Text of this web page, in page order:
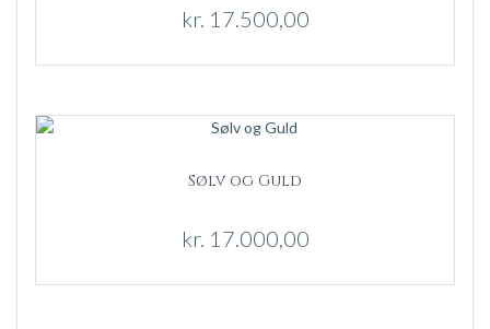
kr. 17.500,00
Sølv og Guld
kr. 17.000,00